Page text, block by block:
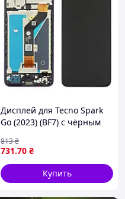
Дисплей для Tecno Spark
Go (2023) (BF7) с чёрным
рамкой
731.70 ₴
813₴
Купить